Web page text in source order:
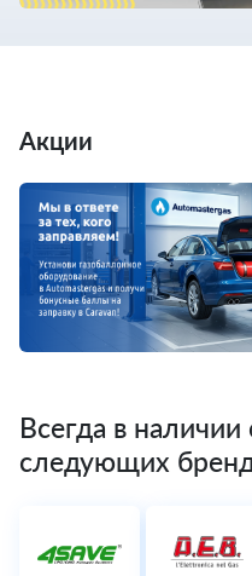
Акции
Всегда в
следующих